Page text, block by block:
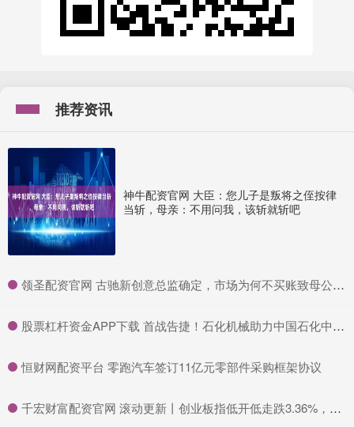
推荐资讯
神牛配资官网 大臣：您儿子是叛将之侄按律
当斩，母亲：不用问我，该斩就斩吧
​领圣配资官网 古驰新创意总监确定，市场为何不买账致母公司股价大跌？
​股票杠杆资金APP下载 首战告捷！石化机械助力中国石化中东首个钻井大包项目高效完钻
​恒财网配资平台 零跑汽车签订11亿元零部件采购框架协议
​千宏财富配资官网 滚动更新丨创业板指低开低走跌3.36%，新能源、半导体板块下挫